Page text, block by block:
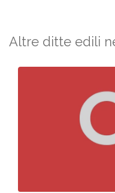
Altre ditte edili